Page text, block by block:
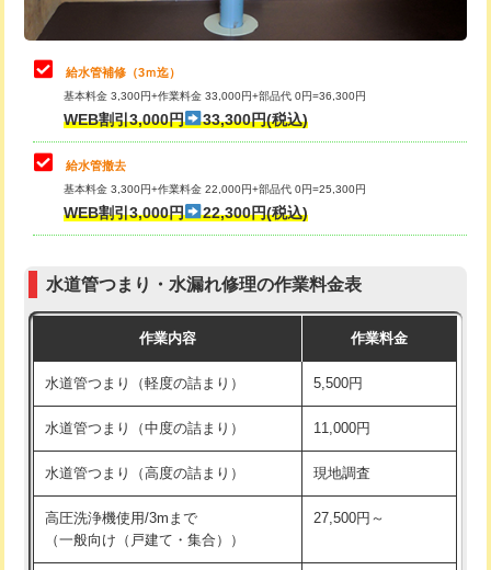
排水管工事（追加 排水管工事/3ｍ超
マス交換（土の掘削・埋め戻し作業）
マス交換（深さ50㎝未満）
マス交換（深さ50㎝以上）
コンクリート斫り（厚さ10㎝まで）
モルタル補修（厚さ10㎝超え） 38,500円
洗面台設置 38,500円
化粧台設置 22,000円
追加人工 16,500円
廃棄・処分 現場見積
止水・漏水調査・防水処理・清掃・修
理・調整・分解・加工など（中作業）
止水・漏水調査・防水処理・清掃・修
理・調整・分解・加工など（重作業）
33,000円
その他部品の脱着
交換・取付（タンク）
式）)
式・ワンホール）)
交換・取付(排水栓・排水トラップ
22,000円+材料費
持込商品取付（混合水栓）
給水管補修（3ｍ迄）
基本料金 3,300円+作業料金 33,000円+部品代 0円=36,300円
WEB割引3,000円 33,300円(税込)
給水管撤去
基本料金 3,300円+作業料金 22,000円+部品代 0円=25,300円
WEB割引3,000円 22,300円(税込)
水道管つまり・水漏れ修理の作業料金表
作業内容 作業料金
水道管つまり（軽度の詰まり） 5,500円
水道管つまり（中度の詰まり） 11,000円
水道管つまり（高度の詰まり） 現地調査
高圧洗浄機使用/3mまで
（一般向け（戸建て・集合））
27,500円～